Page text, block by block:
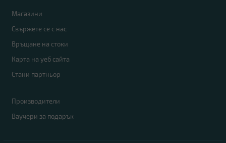
Магазини
Свържете се с нас
Връщане на стоки
Карта на уеб сайта
Стани партньор
Производители
Ваучери за подарък